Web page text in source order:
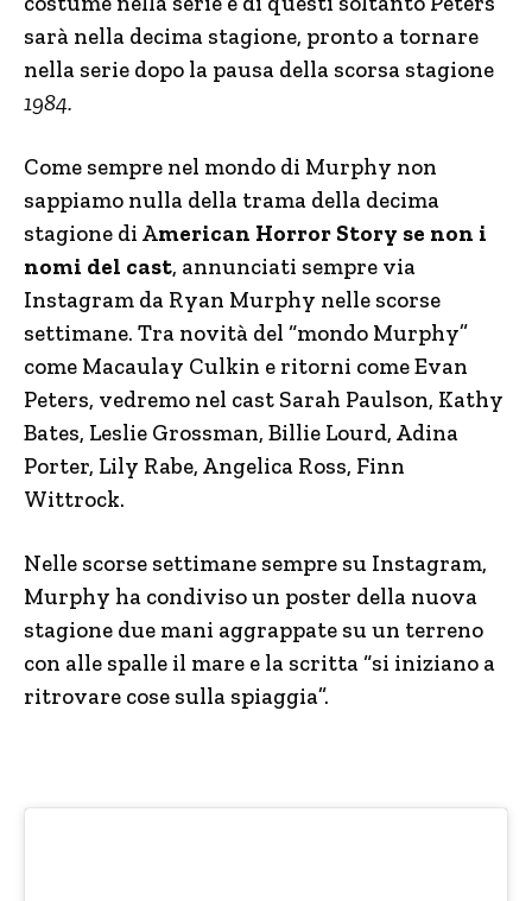
sarà nella decima stagione, pronto a tornare
nella serie dopo la pausa della scorsa stagione
1984.
Come sempre nel mondo di Murphy non
sappiamo nulla della trama della decima
stagione di American Horror Story se non i
nomi del cast, annunciati sempre via
Instagram da Ryan Murphy nelle scorse
settimane. Tra novità del “mondo Murphy”
come Macaulay Culkin e ritorni come Evan
Peters, vedremo nel cast Sarah Paulson, Kathy
Bates, Leslie Grossman, Billie Lourd, Adina
Porter, Lily Rabe, Angelica Ross, Finn
Wittrock.
Nelle scorse settimane sempre su Instagram,
Murphy ha condiviso un poster della nuova
stagione due mani aggrappate su un terreno
con alle spalle il mare e la scritta “si iniziano a
ritrovare cose sulla spiaggia”.